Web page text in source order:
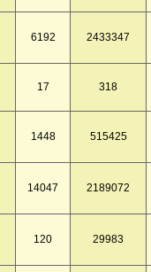
6192 2433347
17 318
1448 515425
14047 2189072
120 29983